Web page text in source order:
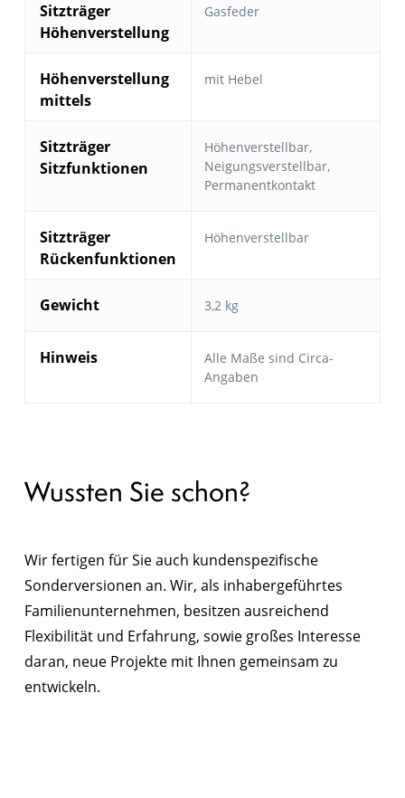
Sitzträger
Höhenverstellung
Gasfeder
Höhenverstellung
mittels
mit Hebel
Sitzträger
Sitzfunktionen
Höhenverstellbar,
Neigungsverstellbar,
Permanentkontakt
Sitzträger
Rückenfunktionen
Höhenverstellbar
Gewicht 3,2 kg
Hinweis
Alle Maße sind Circa-
Angaben
Wussten Sie schon?
Wir fertigen für Sie auch kundenspezifische
Sonderversionen an. Wir, als inhabergeführtes
Familienunternehmen, besitzen ausreichend
Flexibilität und Erfahrung, sowie großes Interesse
daran, neue Projekte mit Ihnen gemeinsam zu
entwickeln.